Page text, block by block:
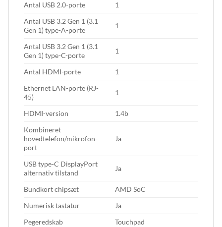
Antal USB 2.0-porte
1
Antal USB 3.2 Gen 1 (3.1
Gen 1) type-A-porte
1
Antal USB 3.2 Gen 1 (3.1
Gen 1) type-C-porte
1
Antal HDMI-porte
1
Ethernet LAN-porte (RJ-
45)
1
HDMI-version
1.4b
Kombineret
hovedtelefon/mikrofon-
port
Ja
USB type-C DisplayPort
alternativ tilstand
Ja
Bundkort chipsæt
AMD SoC
Numerisk tastatur
Ja
Pegeredskab
Touchpad